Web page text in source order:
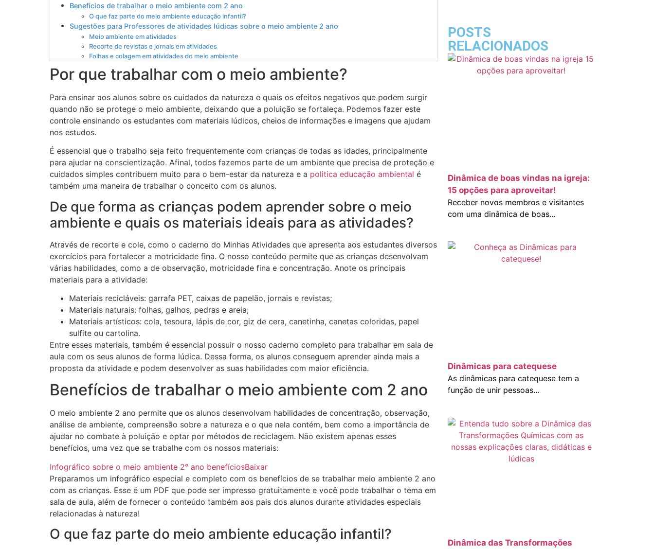
Benefícios de trabalhar o meio ambiente com 2 ano
O que faz parte do meio ambiente educação infantil?
Sugestões para Professores de atividades lúdicas sobre o meio ambiente 2 ano
Meio ambiente em atividades
Recorte de revistas e jornais em atividades
Folhas e colagem em atividades do meio ambiente
Por que trabalhar com o meio ambiente?
Para ensinar aos alunos sobre os cuidados da natureza e quais os efeitos negativos que podem surgir
quando não se protege o meio ambiente, deixando que a poluição se fortaleça. Podemos fazer este
controle ensinando os estudantes com materiais lúdicos, cheios de informações e imagens que ajudam
nos estudos.
É essencial que o trabalho seja feito frequentemente com crianças de todas as idades, principalmente
para ajudar na conscientização. Afinal, todos fazemos parte de um ambiente que precisa de proteção e
cuidados simples contribuem muito para o bem-estar da natureza e a politica educação ambiental é
também uma maneira de trabalhar o conceito com os alunos.
De que forma as crianças podem aprender sobre o meio
ambiente e quais os materiais ideais para as atividades?
Através de recorte e cole, como o caderno do Minhas Atividades que apresenta aos estudantes diversos
exercícios para fortalecer a motricidade fina. O nosso conteúdo permite que as crianças desenvolvam
várias habilidades, como a de observação, motricidade fina e concentração. Anote os principais
materiais para a atividade:
Materiais recicláveis: garrafa PET, caixas de papelão, jornais e revistas;
Materiais naturais: folhas, galhos, pedras e areia;
Materiais artísticos: cola, tesoura, lápis de cor, giz de cera, canetinha, canetas coloridas, papel
sulfite ou cartolina.
Entre esses materiais, também é essencial possuir o nosso caderno completo para trabalhar em sala de
aula com os seus alunos de forma lúdica. Dessa forma, os alunos conseguem aprender ainda mais a
proposta da atividade e podem desenvolver as suas habilidades com maior eficiência.
Benefícios de trabalhar o meio ambiente com 2 ano
O meio ambiente 2 ano permite que os alunos desenvolvam habilidades de concentração, observação,
análise de ambiente, compreensão sobre a natureza e o que nela contém, bem como a importância de
ajudar no combate à poluição e optar por métodos de reciclagem. Não existem apenas esses
benefícios, uma vez que se trabalhe com os nossos materiais:
Infográfico sobre o meio ambiente 2° ano benefíciosBaixar
Preparamos um infográfico especial e completo com os benefícios de se trabalhar meio ambiente 2 ano
com as crianças. Esse é um PDF que pode ser impresso gratuitamente e você pode trabalhar o tema em
sala de aula, além de fornecer o conteúdo também aos pais dos alunos durante atividades especiais
relacionadas à natureza!
O que faz parte do meio ambiente educação infantil?
POSTS
RELACIONADOS
Dinâmica de boas vindas na igreja:
15 opções para aproveitar!
Receber novos membros e visitantes
com uma dinâmica de boas...
Dinâmicas para catequese
As dinâmicas para catequese tem a
função de unir pessoas...
Dinâmica das Transformações